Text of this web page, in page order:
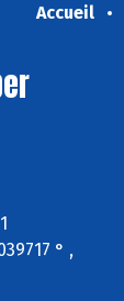
Accueil
° ,